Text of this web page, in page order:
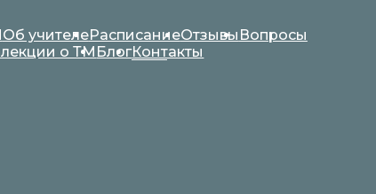
Об учителеРасписаниеОтзывы Вопросы
о ТМ БлогКонтакты